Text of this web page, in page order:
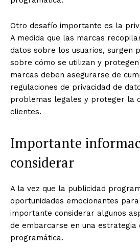
Otro desafío importante es la
A medida que las marcas
datos sobre los usuarios, surgen
sobre cómo se utilizan y
marcas deben asegurarse de
regulaciones de privacidad de
problemas legales y proteger la
clientes.
Importante
considerar
A la vez que la publicidad
oportunidades emocionantes
importante considerar algunos
de embarcarse en una estrategia
programática.